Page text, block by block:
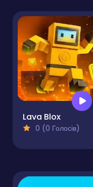
Lava Blox
0 (0 Голосів)